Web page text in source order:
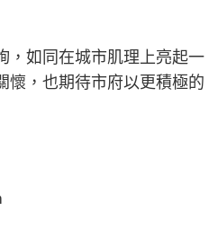
，如同在城市肌理上亮起一
懷，也期待市府以更積極的